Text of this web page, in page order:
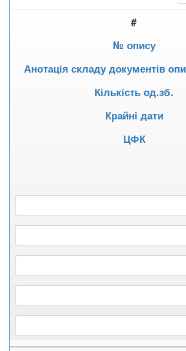
#
№ опису
Анотація складу документів
Кількість од.зб.
Крайні дати
ЦФК